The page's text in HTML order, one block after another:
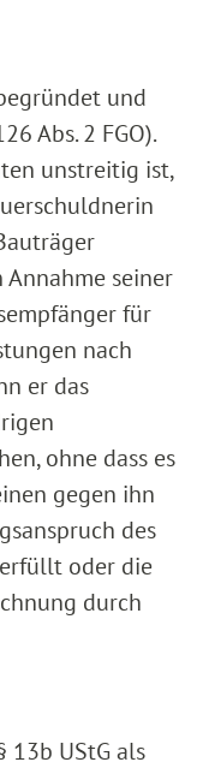
und
Abs. 2 FGO).
unstreitig ist,
seiner
für
nach
er das
ohne dass es
gegen ihn
des
oder die
durch
13b UStG als